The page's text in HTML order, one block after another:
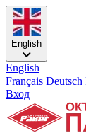
English
English
Français Deutsch
Вход